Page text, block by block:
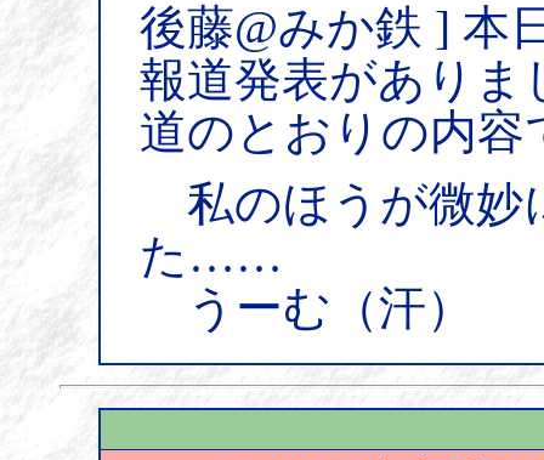
後藤@みか鉄 ] 本
報道発表がありま
道のとおりの内容
私のほうが微妙
た……
うーむ（汗）